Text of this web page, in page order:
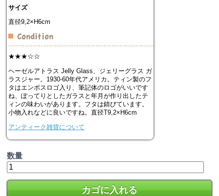
サイズ
直径9,2×H6cm
★★★☆☆
ヘーゼルアトラス Jelly Glass、ジェリーグラス ガ
ラスジャー。1930-60年代アメリカ。ティン製のフ
タはエンボスロゴ入り、筆記体のロゴがいいです
ね、ぽってりとしたガラスと年月が作り出したテ
ィンの味わいがあります。フタは錆びています。
小物入れなどに良いですね。直径T9,2×H6cm
アンティーク雑貨について
数量
カゴに入れる